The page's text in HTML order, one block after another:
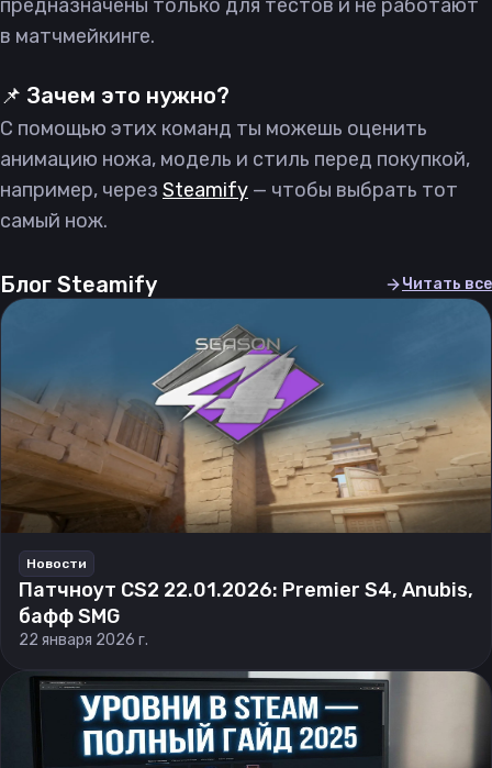
предназначены только для тестов и не работают
в матчмейкинге.
📌 Зачем это нужно?
С помощью этих команд ты можешь оценить
анимацию ножа, модель и стиль перед покупкой,
например, через Steamify — чтобы выбрать тот
самый нож.
Блог Steamify Читать все
Новости
Патчноут CS2 22.01.2026: Premier S4, Anubis,
бафф SMG
22 января 2026 г.